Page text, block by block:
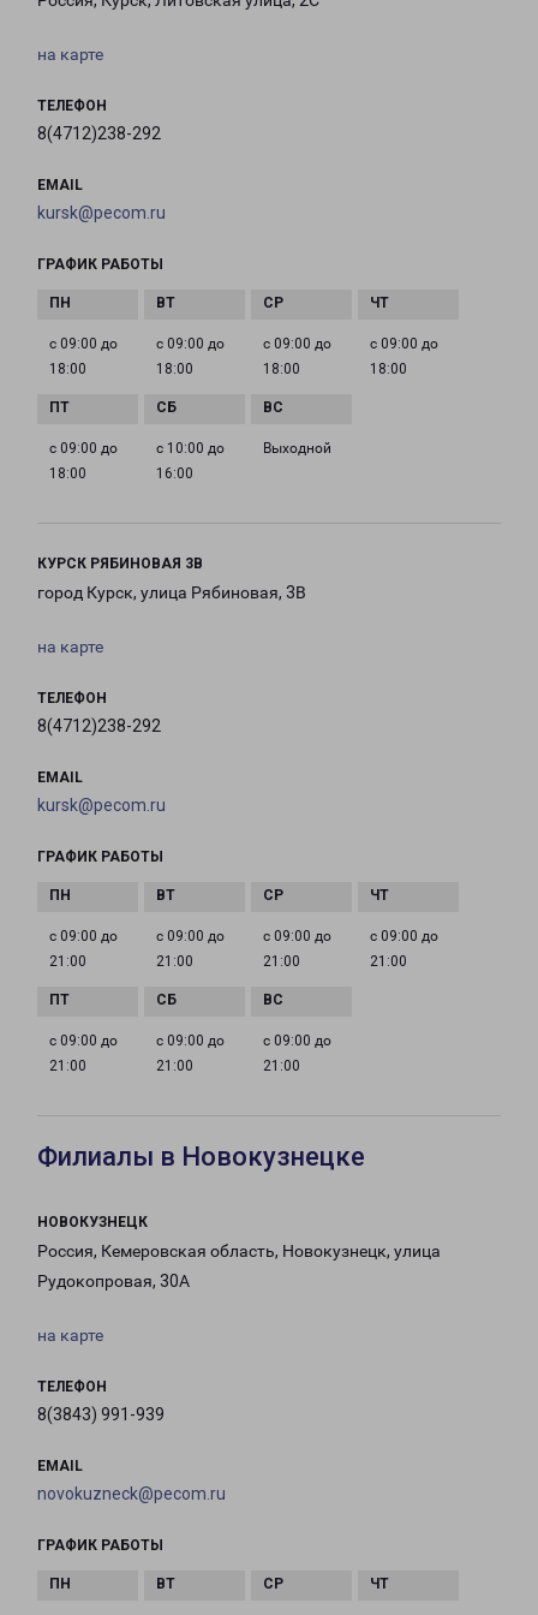
на карте
ТЕЛЕФОН
8(4712)238-292
EMAIL
kursk@pecom.ru
ГРАФИК РАБОТЫ
с 09:00 до
18:00
с 09:00 до
18:00
с 09:00 до
18:00
с 09:00 до
18:00
с 09:00 до
18:00
с 10:00 до
16:00
Выходной
КУРСК РЯБИНОВАЯ 3В
город Курск, улица Рябиновая, 3В
на карте
ТЕЛЕФОН
8(4712)238-292
EMAIL
kursk@pecom.ru
ГРАФИК РАБОТЫ
с 09:00 до
21:00
с 09:00 до
21:00
с 09:00 до
21:00
с 09:00 до
21:00
с 09:00 до
21:00
с 09:00 до
21:00
с 09:00 до
21:00
Филиалы в Новокузнецке
НОВОКУЗНЕЦК
Россия, Кемеровская область, Новокузнецк, улица
Рудокопровая, 30А
на карте
ТЕЛЕФОН
8(3843) 991-939
EMAIL
novokuzneck@pecom.ru
ГРАФИК РАБОТЫ